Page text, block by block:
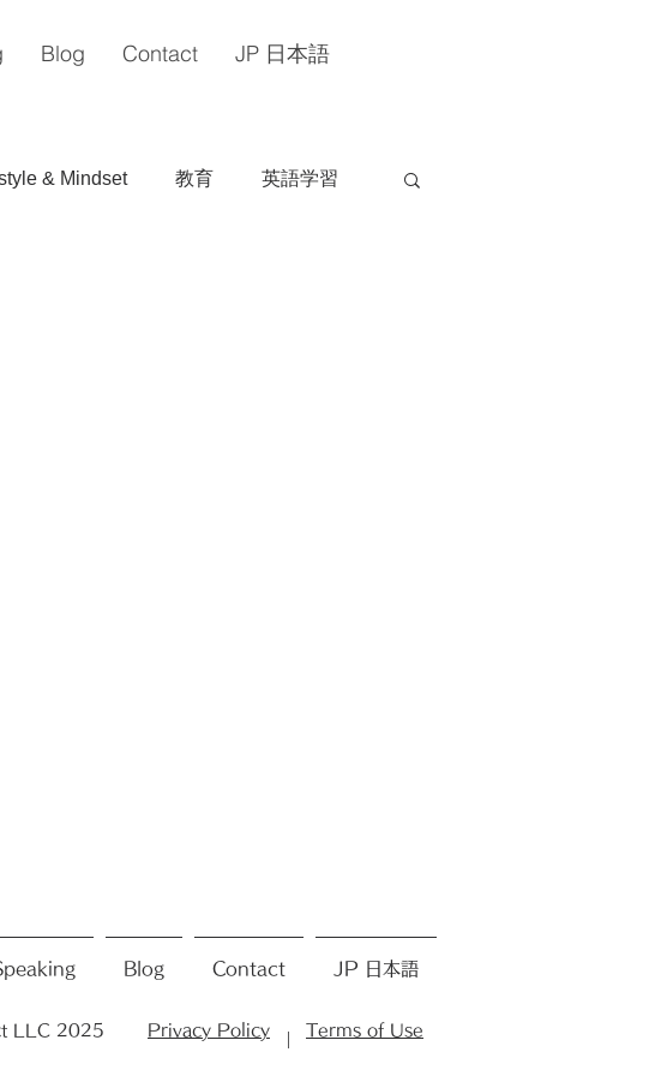
Blog Contact JP 日本語
& Mindset 教育 英語学習
Blog Contact JP 日本語
LLC 2025 Privacy Policy | Terms of Use